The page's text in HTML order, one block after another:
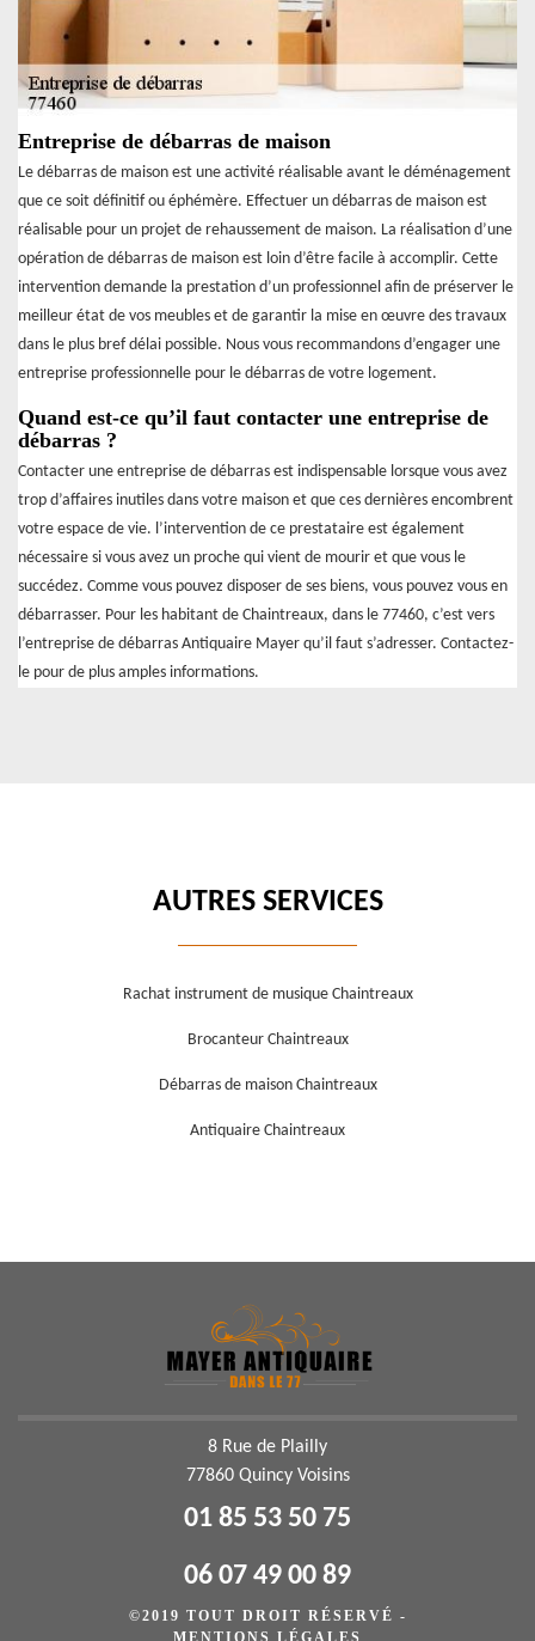
Entreprise de débarras de maison
Le débarras de maison est une activité réalisable avant le déménagement
que ce soit définitif ou éphémère. Effectuer un débarras de maison est
réalisable pour un projet de rehaussement de maison. La réalisation d’une
opération de débarras de maison est loin d’être facile à accomplir. Cette
intervention demande la prestation d’un professionnel afin de préserver le
meilleur état de vos meubles et de garantir la mise en œuvre des travaux
dans le plus bref délai possible. Nous vous recommandons d’engager une
entreprise professionnelle pour le débarras de votre logement.
Quand est-ce qu’il faut contacter une entreprise de
débarras ?
Contacter une entreprise de débarras est indispensable lorsque vous avez
trop d’affaires inutiles dans votre maison et que ces dernières encombrent
votre espace de vie. l’intervention de ce prestataire est également
nécessaire si vous avez un proche qui vient de mourir et que vous le
succédez. Comme vous pouvez disposer de ses biens, vous pouvez vous en
débarrasser. Pour les habitant de Chaintreaux, dans le 77460, c’est vers
l’entreprise de débarras Antiquaire Mayer qu’il faut s’adresser. Contactez-
le pour de plus amples informations.
AUTRES SERVICES
Rachat instrument de musique Chaintreaux
Brocanteur Chaintreaux
Débarras de maison Chaintreaux
Antiquaire Chaintreaux
8 Rue de Plailly
77860 Quincy Voisins
01 85 53 50 75
06 07 49 00 89
©2019 TOUT DROIT RÉSERVÉ -
MENTIONS LÉGALES